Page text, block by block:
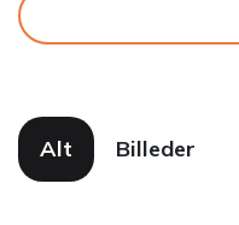
Alt Billeder